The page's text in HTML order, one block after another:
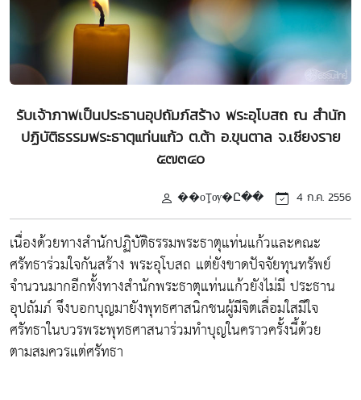
รับเจ้าภาพเป็นประธานอุปถัมภ์สร้าง พระอุโบสถ ณ สำนัก
ปฏิบัติธรรมพระธาตุแท่นแก้ว ต.ต้า อ.ขุนตาล จ.เชียงราย
๕๗๓๔๐
��оŢѹ�Ը�� 4 ก.ค. 2556
เนื่องด้วยทางสำนักปฏิบัติธรรมพระธาตุแท่นแก้วและคณะ
ศรัทธาร่วมใจกันสร้าง พระอุโบสถ แต่ยังขาดปัจจัยทุนทรัพย์
จำนวนมากอีกทั้งทางสำนักพระธาตุแท่นแก้วยังไม่มี ประธาน
อุปถัมภ์ จึงบอกบุญมายังพุทธศาสนิกชนผู้มีจิตเลื่อมใสมีใจ
ศรัทธาในบวรพระพุทธศาสนาร่วมทำบุญในคราวครั้งนี้ด้วย
ตามสมควรแต่ศรัทธา